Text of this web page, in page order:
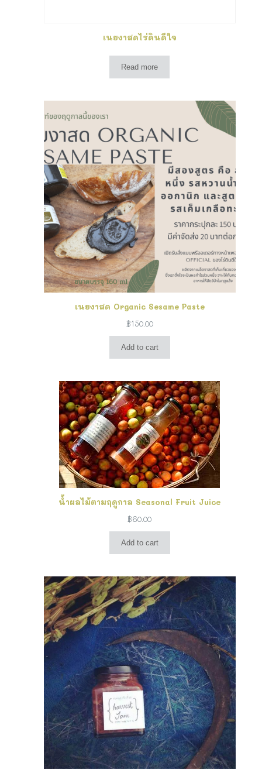
เนยงาสดไร่ดินดีใจ
Read more
เนยงาสด Organic Sesame Paste
฿150.00
Add to cart
น้ำผลไม้ตามฤดูกาล Seasonal Fruit Juice
฿60.00
Add to cart